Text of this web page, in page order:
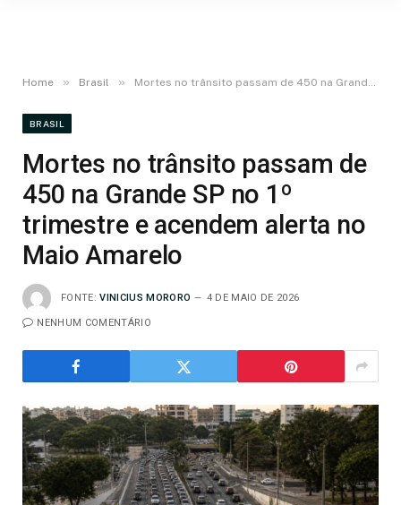
Home » Brasil » Mortes no trânsito passam de 450 na Grande SP no 1º trimestre e acendem alerta no Maio Amarelo
BRASIL
Mortes no trânsito passam de
450 na Grande SP no 1º
trimestre e acendem alerta no
Maio Amarelo
FONTE: VINICIUS MORORO 4 DE MAIO DE 2026
NENHUM COMENTÁRIO